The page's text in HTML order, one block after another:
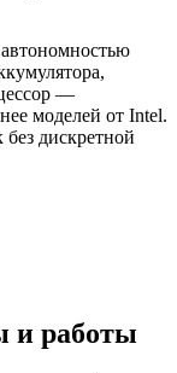
—
моделей от Intel.
без дискретной
и работы